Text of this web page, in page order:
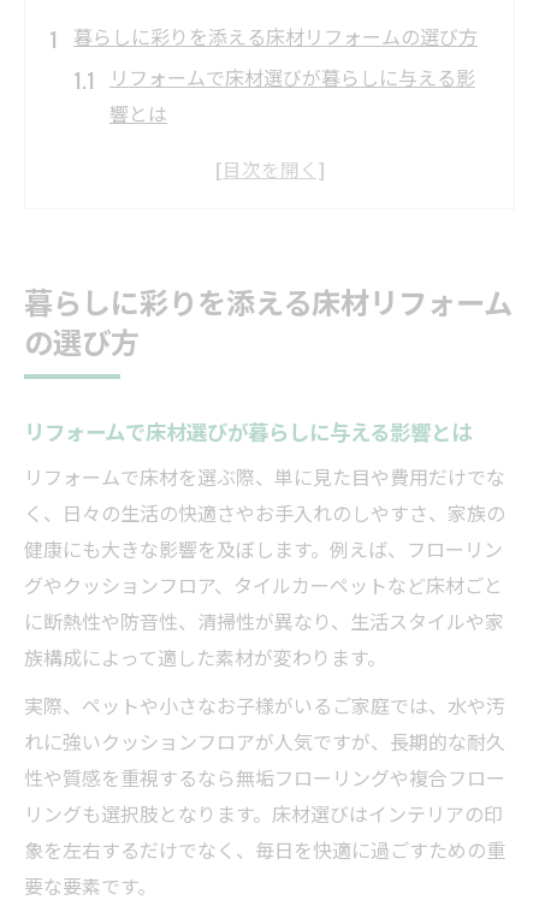
暮らしに彩りを添える床材リフォームの選び方
リフォームで床材選びが暮らしに与える影
響とは
おすすめ床材で理想のリフォームを叶える
秘訣
法
リフォームで人気のおすすめ床材ランキン
グ
耐久性とデザイン性を両立する床材リフォ
ーム術
リフォームで床材を選ぶ際の比較ポイント
マンションリフォームに最適な床材の特徴
とは
家族構成別おすすめリフォーム床材の選び
方
リフォームで注目の薄型床材が人気の理由
リフォーム用薄型床材が選ばれる決め手と
は
暮らしに彩りを添える床材リフォーム
の選び方
リフォームで床材選びが暮らしに与える影響とは
リフォームで床材を選ぶ際、単に見た目や費用だけでな
く、日々の生活の快適さやお手入れのしやすさ、家族の
健康にも大きな影響を及ぼします。例えば、フローリン
グやクッションフロア、タイルカーペットなど床材ごと
に断熱性や防音性、清掃性が異なり、生活スタイルや家
族構成によって適した素材が変わります。
実際、ペットや小さなお子様がいるご家庭では、水や汚
れに強いクッションフロアが人気ですが、長期的な耐久
性や質感を重視するなら無垢フローリングや複合フロー
リングも選択肢となります。床材選びはインテリアの印
象を左右するだけでなく、毎日を快適に過ごすための重
要な要素です。